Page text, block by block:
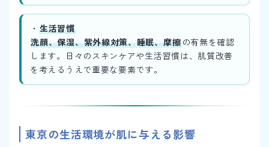
・ 生活習慣
洗顔、保湿、紫外線対策、睡眠、摩擦の有無を確認
します。日々のスキンケアや生活習慣は、肌質改善
を考えるうえで重要な要素です。
東京の生活環境が肌に与える影響